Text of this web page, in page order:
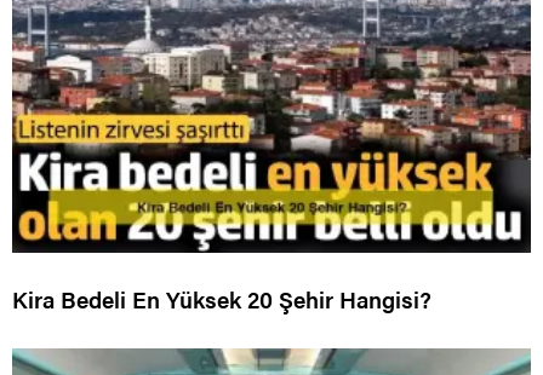
Kira Bedeli En Yüksek 20 Şehir Hangisi?